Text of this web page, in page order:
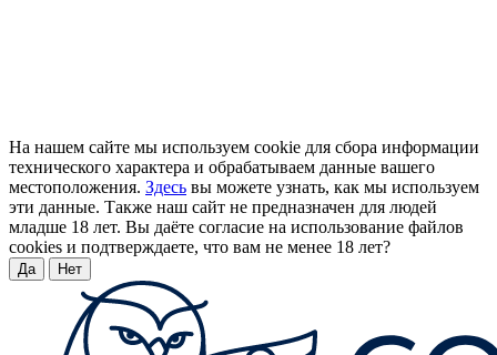
На нашем сайте мы используем cookie для сбора информации
технического характера и обрабатываем данные вашего
местоположения. Здесь вы можете узнать, как мы используем
эти данные. Также наш сайт не предназначен для людей
младше 18 лет. Вы даёте согласие на использование файлов
cookies и подтверждаете, что вам не менее 18 лет?
Да Нет